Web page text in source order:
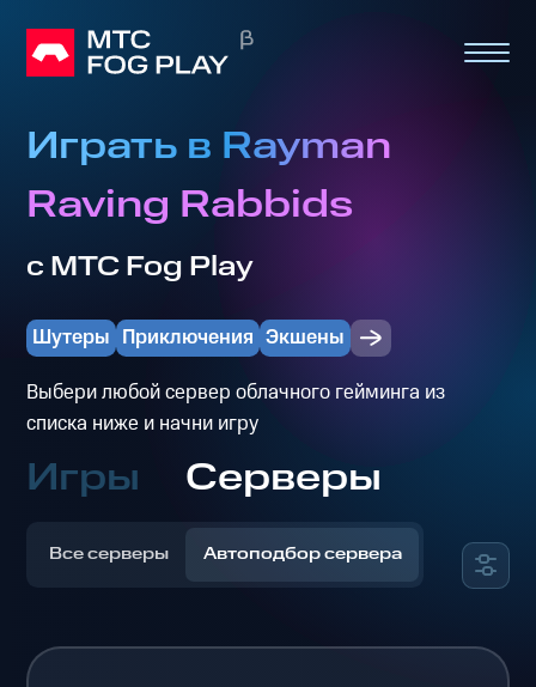
Играть в Rayman
Raving Rabbids
с МТС Fog Play
Шутеры Приключения Экшены
Выбери любой сервер облачного гейминга из
списка ниже и начни игру
Игры Серверы
Все серверы Автоподбор сервера